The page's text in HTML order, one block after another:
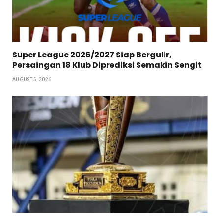
Super League 2026/2027 Siap Bergulir,
Persaingan 18 Klub Diprediksi Semakin Sengit
AUGUST 5, 2026